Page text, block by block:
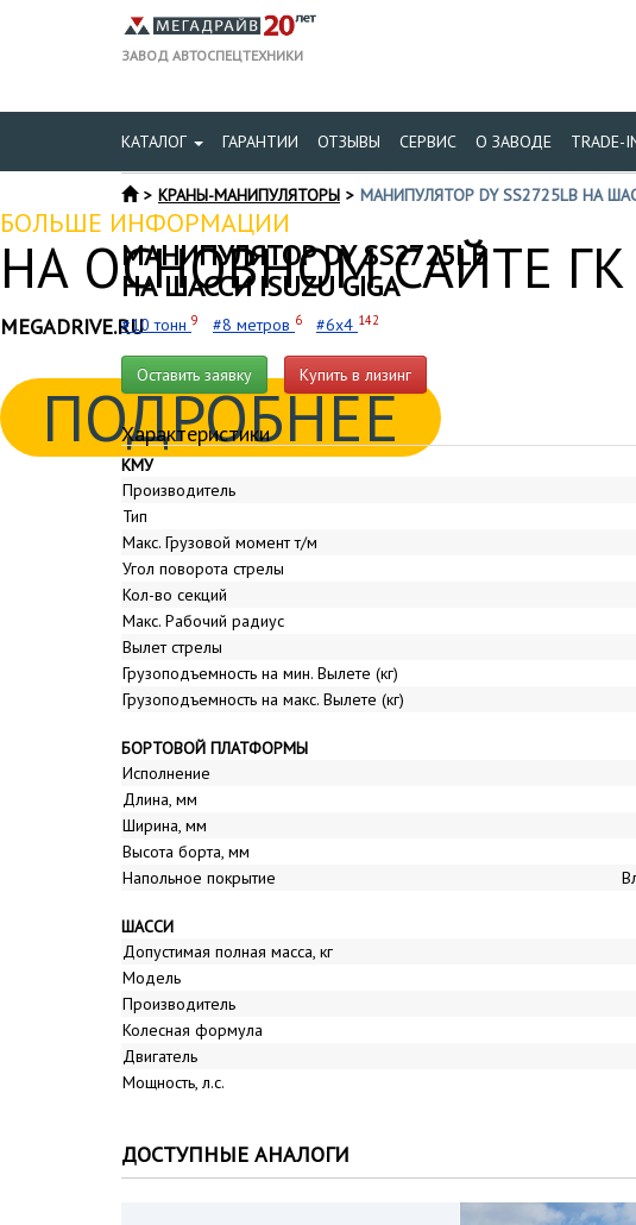
ЗАВОД АВТОСПЕЦТЕХНИКИ
КАТАЛОГ
ГАРАНТИИ ОТЗЫВЫ СЕРВИС О ЗАВОДЕ TRADE-
БОЛЬШЕ ИНФОРМАЦИИ
НА ОСНОВНОМ САЙТЕ ГК
MEGADRIVE.RU
ПОДРОБНЕЕ
КРАНЫ-МАНИПУЛЯТОРЫ МАНИПУЛЯТОР DY SS2725LB НА
МАНИПУЛЯТОР DY SS2725LB
НА ШАССИ ISUZU GIGA
#10 тонн 9 #8 метров 6 #6x4 142
Оставить заявку Купить в лизинг
Характеристики
КМУ
Производитель
Тип
Макс. Грузовой момент т/м
Угол поворота стрелы
Кол-во секций
Макс. Рабочий радиус
Вылет стрелы
Грузоподъемность на мин. Вылете (кг)
Грузоподъемность на макс. Вылете (кг)
БОРТОВОЙ ПЛАТФОРМЫ
Исполнение
Длина, мм
Ширина, мм
Высота борта, мм
Напольное покрытие
ШАССИ
Допустимая полная масса, кг
Модель
Производитель
Колесная формула
Двигатель
Мощность, л.с.
ДОСТУПНЫЕ АНАЛОГИ